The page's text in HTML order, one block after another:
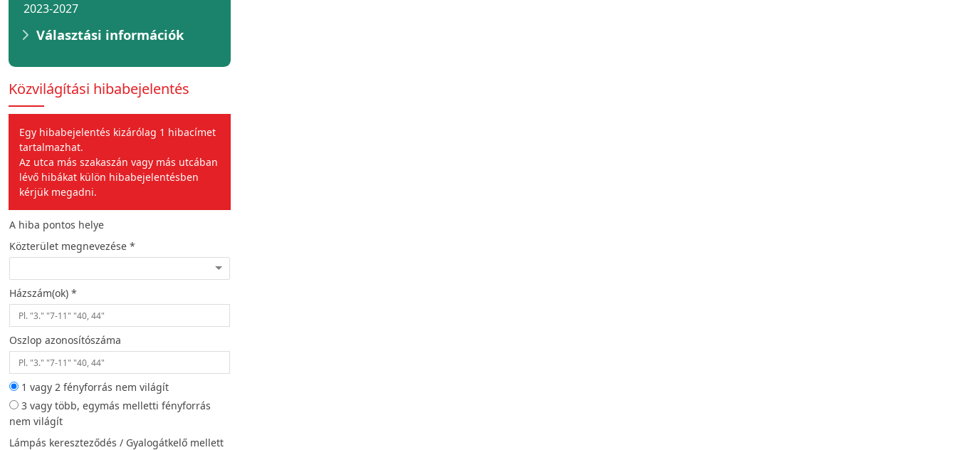
2023-2027
Választási információk
Közvilágítási hibabejelentés
Egy hibabejelentés kizárólag 1 hibacímet
tartalmazhat.
Az utca más szakaszán vagy más utcában
lévő hibákat külön hibabejelentésben
kérjük megadni.
A hiba pontos helye
Közterület megnevezése *
Házszám(ok) *
Oszlop azonosítószáma
1 vagy 2 fényforrás nem világít
3 vagy több, egymás melletti fényforrás
nem világít
Lámpás kereszteződés / Gyalogátkelő mellett